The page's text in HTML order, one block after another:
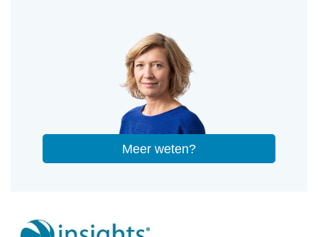
Meer weten?